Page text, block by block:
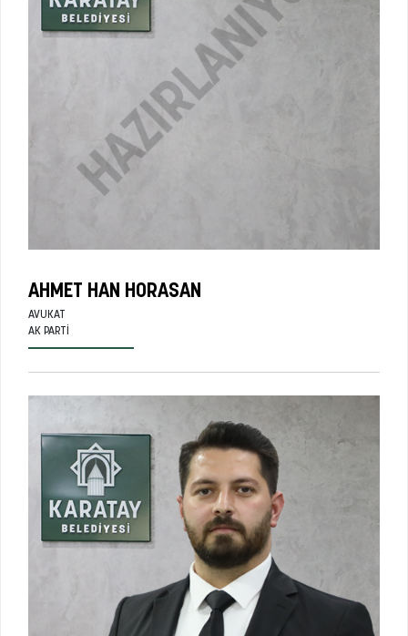
AHMET HAN HORASAN
AVUKAT
AK PARTI